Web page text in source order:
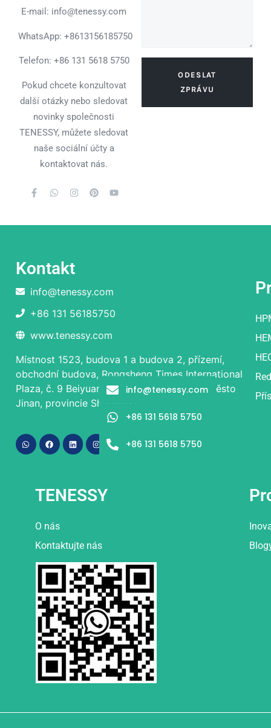
E-mail: info@tenessy.com
WhatsApp: +8613156185750
Telefon: +86 131 5618 5750
Pokud chcete konzultovat
další otázky nebo sledovat
novinky společnosti
TENESSY, můžete sledovat
naše sociální účty a
kontaktovat nás.
ODESLAT
ZPRÁVU
Kontakt
info@tenessy.com
+86 131 56185750
www.tenessy.com
Místnost 1523, budova 1 a budova 2, přízemí,
obchodní budova, Rongsheng Times International
Plaza, č. 9 Beiyuan Street, okres Licheng, město
Jinan, provincie Shandong.
TENESSY
O nás
Kontaktujte nás
info@tenessy.com
+86 131 5618 5750
+86 131 5618 5750